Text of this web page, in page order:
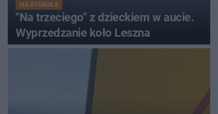
NA SYGNALE
"Na trzeciego" z dzieckiem w aucie.
Wyprzedzanie koło Leszna